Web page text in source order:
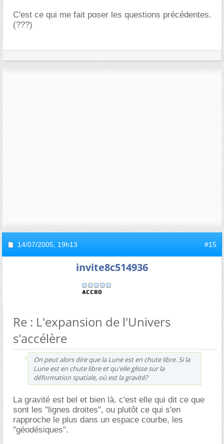
C'est ce qui me fait poser les questions précédentes.
(???)
14/07/2005, 19h13 #15
invite8c514936
Re : L'expansion de l'Univers
s'accélère
On peut alors dire que la Lune est en chute libre. Si la
Lune est en chute libre et qu'elle glisse sur la
déformation spatiale, où est la gravité?
La gravité est bel et bien là. c'est elle qui dit ce que
sont les "lignes droites", ou plutôt ce qui s'en
rapproche le plus dans un espace courbe, les
"géodésiques".